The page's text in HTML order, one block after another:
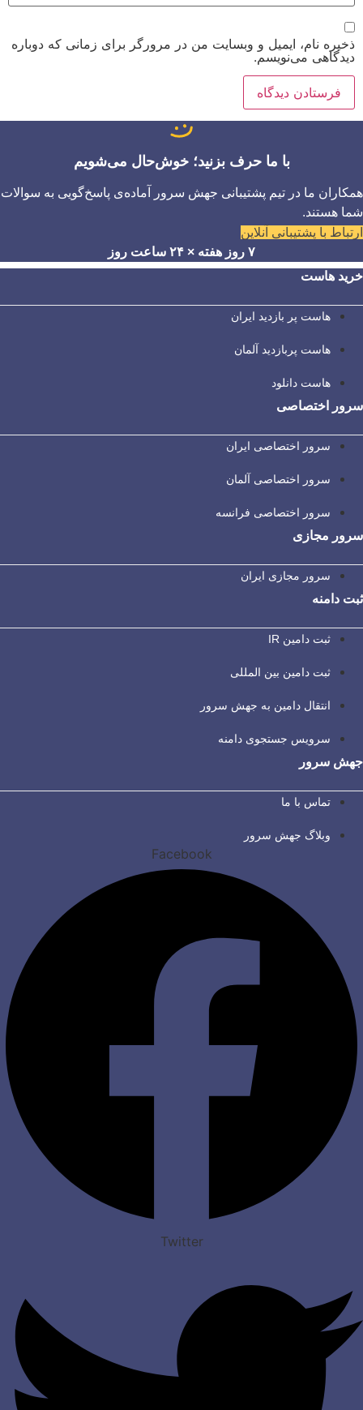
ذخیره نام، ایمیل و وبسایت من در مرورگر برای زمانی که دوباره
دیدگاهی می‌نویسم.
با ما حرف بزنید؛ خوش‌حال می‌شویم
همکاران ما در تیم پشتیبانی جهش سرور آماده‌ی پاسخ‌گویی به سوالات
شما هستند.
ارتباط با پشتیبانی آنلاین
۷ روز هفته × ۲۴ ساعت روز
خرید هاست
هاست پر بازدید ایران
هاست پربازدید آلمان
هاست دانلود
سرور اختصاصی
سرور اختصاصی ایران
سرور اختصاصی آلمان
سرور اختصاصی فرانسه
سرور مجازی
سرور مجازی ایران
ثبت دامنه
ثبت دامین IR
ثبت دامین بین المللی
انتقال دامین به جهش سرور
سرویس جستجوی دامنه
جهش سرور
تماس با ما
وبلاگ جهش سرور
Facebook
Twitter